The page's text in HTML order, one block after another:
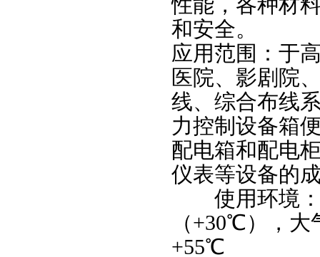
性能，各种材
和安全。
应用范围：于
医院、影剧院
线、综合布线
力控制设备箱
配电箱和配电
仪表等设备的
使用环境：
（+30℃），
+55℃